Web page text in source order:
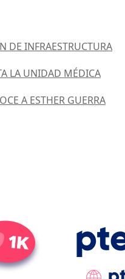
DE INFRAESTRUCTURA
LA UNIDAD MÉDICA
A ESTHER GUERRA